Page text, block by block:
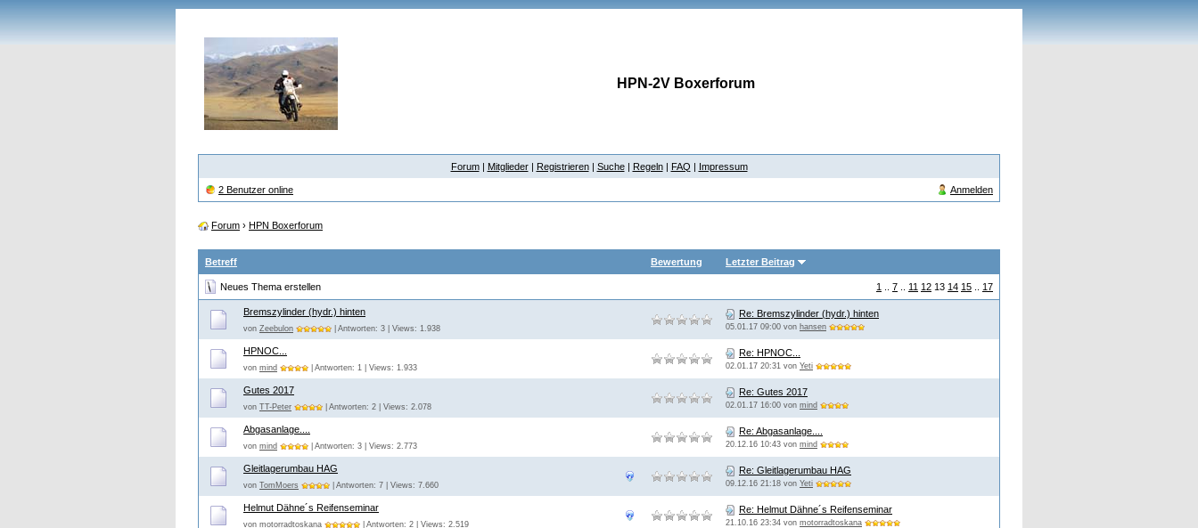
HPN-2V Boxerforum
Forum| Mitglieder| Registrieren| Suche| Regeln| FAQ | Impressum
2 Benutzer online Anmelden
Forum › HPN Boxerforum
Betreff Bewertung Letzter Beitrag
Neues Thema erstellen 1 7 11 12 13 14 15 17
Bremszylinder (hydr.) hinten
von Zeebulon | Antworten: 3 | Views: 1.938
Re: Bremszylinder (hydr.) hinten
05.01.17 09:00 von hansen
HPNOC...
von mind | Antworten: 1 | Views: 1.933
Re: HPNOC...
02.01.17 20:31 von Yeti
Gutes 2017
von TT-Peter | Antworten: 2 | Views: 2.078
Re: Gutes 2017
02.01.17 16:00 von mind
Abgasanlage....
von mind | Antworten: 3 | Views: 2.773
Re: Abgasanlage....
20.12.16 10:43 von mind
Gleitlagerumbau HAG
von TomMoers | Antworten: 7 | Views: 7.660
Re: Gleitlagerumbau HAG
09.12.16 21:18 von Yeti
Helmut Dähne´s Reifenseminar
von motorradtoskana | Antworten: 2 | Views: 2.519
Re: Helmut Dähne´s Reifenseminar
21.10.16 23:34 von motorradtoskana